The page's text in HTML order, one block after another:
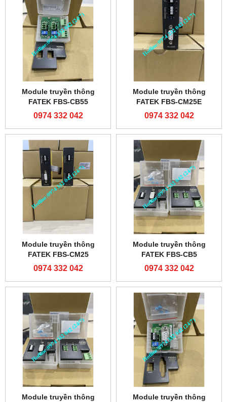
Module truyền thông
FATEK FBS-CB55
0974 332 042
Module truyền thông
FATEK FBS-CM25E
0974 332 042
Module truyền thông
FATEK FBS-CM25
0974 332 042
Module truyền thông
FATEK FBS-CB5
0974 332 042
Module truyền thông
Module truyền thông